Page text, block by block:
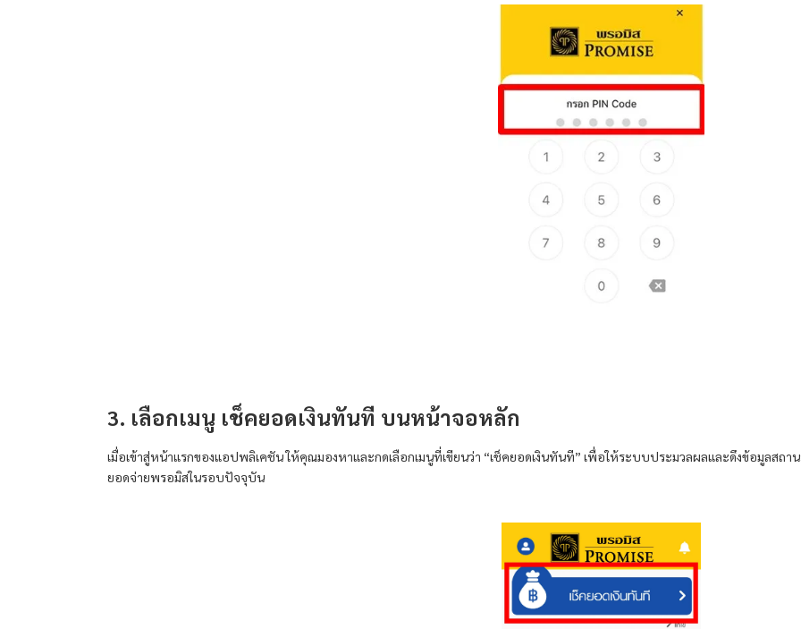
3. เลือกเมนู เช็คยอดเงินทันที บนหน้าจอหลัก
เมื่อเข้าสู่หน้าแรกของแอปพลิเคชัน ให้คุณมองหาและกดเลือกเมนูที่เขียนว่า “เช็คยอดเงินทันที” เพื่อให้ระบบประมวลผลและดึงข้อมูลส
ยอดจ่ายพรอมิสในรอบปัจจุบัน